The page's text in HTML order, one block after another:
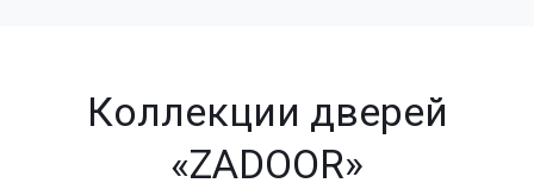
Коллекции дверей
«ZADOOR»